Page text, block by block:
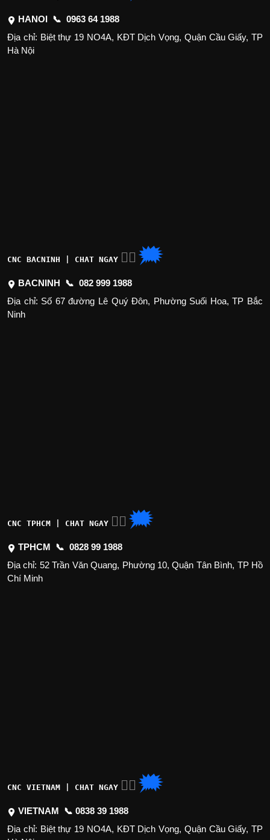
HANOI 📞 0963 64 1988
Địa chỉ: Biệt thự 19 NO4A, KĐT Dịch Vọng, Quận Cầu Giấy, TP
Hà Nội
CNC BACNINH | CHAT NGAY 👉🏽 🗯
BACNINH 📞 082 999 1988
Địa chỉ: Số 67 đường Lê Quý Đôn, Phường Suối Hoa, TP Bắc
Ninh
CNC TPHCM | CHAT NGAY 👉🏽 🗯
TPHCM 📞 0828 99 1988
Địa chỉ: 52 Trần Văn Quang, Phường 10, Quận Tân Bình, TP Hồ
Chí Minh
CNC VIETNAM | CHAT NGAY 👉🏽 🗯
VIETNAM 📞 0838 39 1988
Địa chỉ: Biệt thự 19 NO4A, KĐT Dịch Vọng, Quận Cầu Giấy, TP